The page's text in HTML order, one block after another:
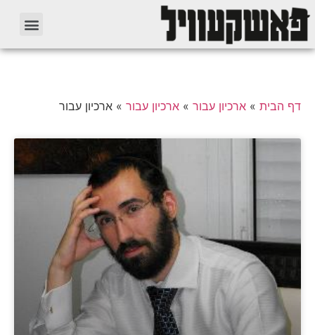
דף הבית » ארכיון עבור » ארכיון עבור » ארכיון עבור